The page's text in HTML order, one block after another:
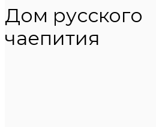
Дом русского
чаепития